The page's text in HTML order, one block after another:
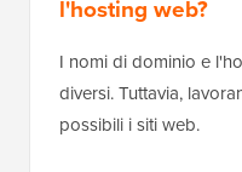
l'hosting web?
I nomi di dominio e
diversi. Tuttavia,
possibili i siti web.